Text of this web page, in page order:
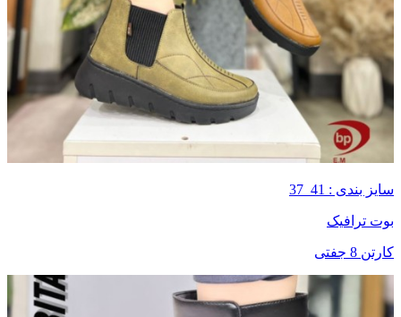
سایز بندی : 41_37
بوت ترافیک
کارتن 8 جفتی